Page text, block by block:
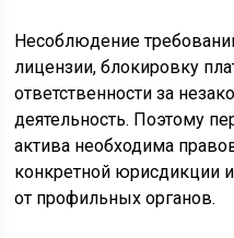
Несоблюдение
лицензии, блокировку
ответственности за
деятельность. Поэтому
актива необходима
конкретной юрисдикции
от профильных органов.